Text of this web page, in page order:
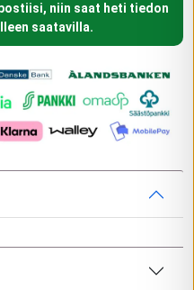
niin saat heti tiedon
saatavilla.